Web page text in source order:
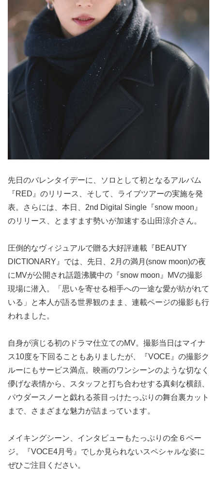
先日のバレンタイデーに、ソロとして初となるアルバム
『RED』のリリース、そして、ライブツアーの実施を発
表。さらには、本日、2nd Digital Single『snow moon』
のリリース、とますます勢いが加速する山田涼介さん。
圧倒的なヴィジュアルで贈る大好評連載『BEAUTY
DICTIONARY』では、先日、2月の満月(snow moon)の夜
にMVが公開され話題沸騰中の『snow moon』MVの撮影
現場に潜入。「思いを寄せる相手への一途な愛が紡がれて
いる」と本人が語る世界観のまま、連載ページの撮影も行
われました。
自身が演じる初のドラマ仕立てのMV。撮影当日はマイナ
ス10度を下回ることもありましたが、『VOCE』の撮影ク
ルーにもサービス満点。映画のワンシーンのような切なく
儚げな表情から、スタッフと打ち合わせする真剣な横顔、
パウダースノーと戯れる茶目っけたっぷりの舞台裏カット
まで、さまざまな魅力が詰まっています。
メイキングシーン、インタビューもたっぷりの全６ペー
ジ。『VOCE4月号』でしか見られないスペシャルな姿に
ぜひご注目ください。